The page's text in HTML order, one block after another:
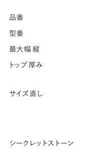
品番
型番
最大幅 縦
トップ厚み
サイズ直し
シークレットストーン